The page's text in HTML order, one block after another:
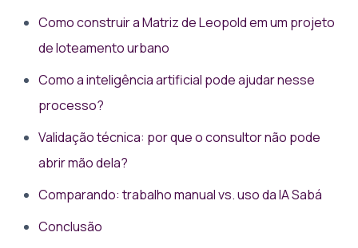
Como construir a Matriz de Leopold em um projeto
de loteamento urbano
Como a inteligência artificial pode ajudar nesse
processo?
Validação técnica: por que o consultor não pode
abrir mão dela?
Comparando: trabalho manual vs. uso da IA Sabá
Conclusão